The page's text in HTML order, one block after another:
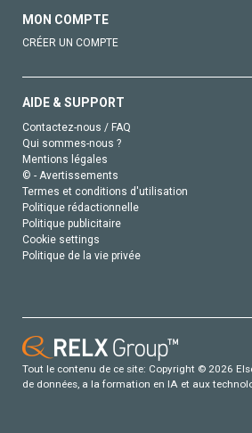
MON COMPTE
CRÉER UN COMPTE
AIDE & SUPPORT
Contactez-nous / FAQ
Qui sommes-nous ?
Mentions légales
© - Avertissements
Termes et conditions d'utilisation
Politique rédactionnelle
Politique publicitaire
Cookie settings
Politique de la vie privée
Tout le contenu de ce site: Copyright © 2026
de données, a la formation en IA et aux